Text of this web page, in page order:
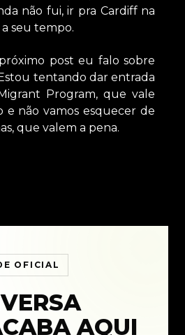
não fui, ir pra Cardiff na
seu tempo.
post eu falo sobre
tentando dar entrada
Program, que vale
e não vamos esquecer de
que valem a pena.
OFICIAL
AQUI